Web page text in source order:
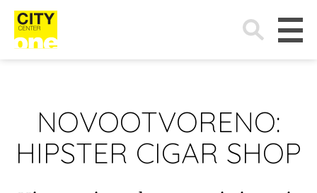
Search
for:
NOVOOTVORENO:
HIPSTER CIGAR SHOP